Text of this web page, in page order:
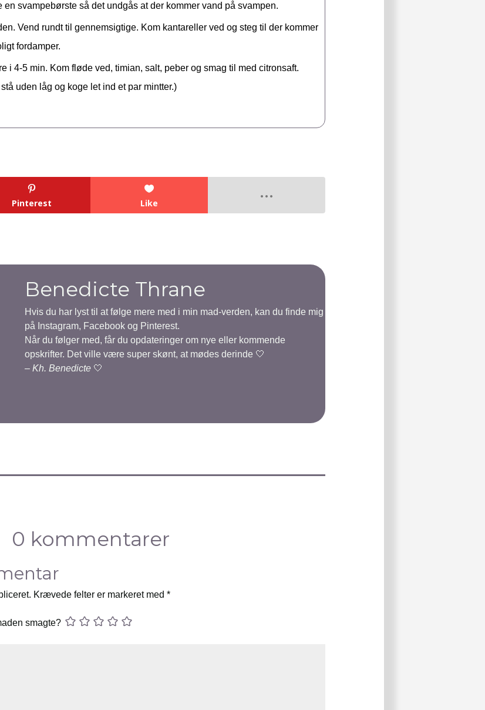
en svampebørste så det undgås at der kommer vand på svampen.
Vend rundt til gennemsigtige. Kom kantareller ved og steg til der kommer
fordamper.
i 4-5 min. Kom fløde ved, timian, salt, peber og smag til med citronsaft.
uden låg og koge let ind et par mintter.)
Pinterest Like
Benedicte Thrane
Hvis du har lyst til at følge mere med i min mad-verden, kan du finde mig
på Instagram, Facebook og Pinterest.
Når du følger med, får du opdateringer om nye eller kommende
opskrifter. Det ville være super skønt, at mødes derinde 🤍
– Kh. Benedicte 🤍
0 kommentarer
Krævede felter er markeret med *
smagte?